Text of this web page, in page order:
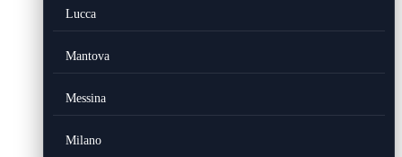
Lucca
Mantova
Messina
Milano